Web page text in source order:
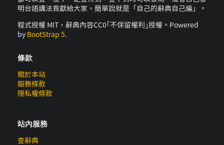
明台語講法貢獻給大家，簡單說就是「自己的辭典自己編」。
程式授權 MIT，辭典內容CC0｢不保留權利｣授權。Powered
by BootStrap 5.
條款
關於本站
服務條款
隱私權條款
站內服務
查辭典